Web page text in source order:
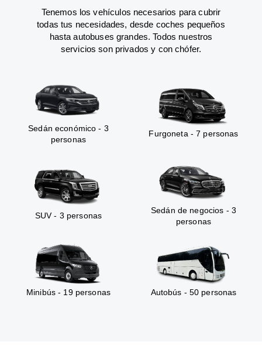
Tenemos los vehículos necesarios para cubrir
todas tus necesidades, desde coches pequeños
hasta autobuses grandes. Todos nuestros
servicios son privados y con chófer.
Sedán económico - 3
personas
Furgoneta - 7 personas
SUV - 3 personas
Sedán de negocios - 3
personas
Minibús - 19 personas Autobús - 50 personas